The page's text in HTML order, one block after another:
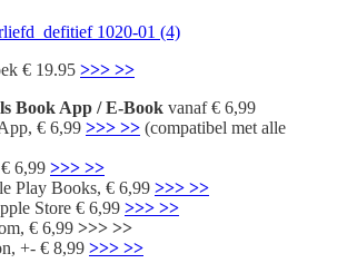
€ 19.95 >>> >>
Book App / E-Book vanaf € 6,99
€ 6,99 >>> >> (compatibel met alle
6,99 >>> >>
Play Books, € 6,99 >>> >>
Store € 6,99 >>> >>
€ 6,99 >>> >>
+- € 8,99 >>> >>